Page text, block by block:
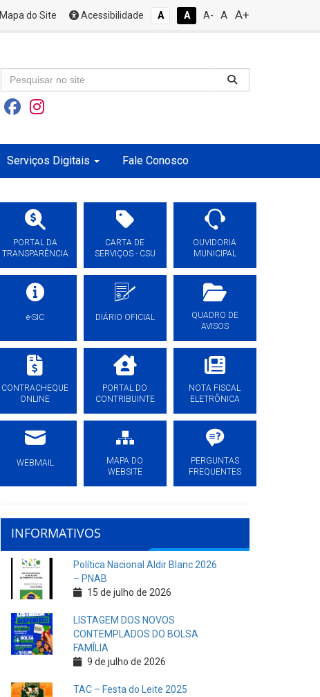
Mapa do Site Acessibilidade A A A- A A+
Serviços Digitais Fale Conosco
PORTAL DA
TRANSPARÊNCIA
CARTA DE
SERVIÇOS - CSU
OUVIDORIA
MUNICIPAL
e-SIC DIÁRIO OFICIAL
QUADRO DE
AVISOS
CONTRACHEQUE
ONLINE
PORTAL DO
CONTRIBUINTE
NOTA FISCAL
ELETRÔNICA
WEBMAIL
MAPA DO
WEBSITE
PERGUNTAS
FREQUENTES
INFORMATIVOS
Política Nacional Aldir Blanc 2026
– PNAB
15 de julho de 2026
LISTAGEM DOS NOVOS
CONTEMPLADOS DO BOLSA
FAMÍLIA
9 de julho de 2026
TAC – Festa do Leite 2025